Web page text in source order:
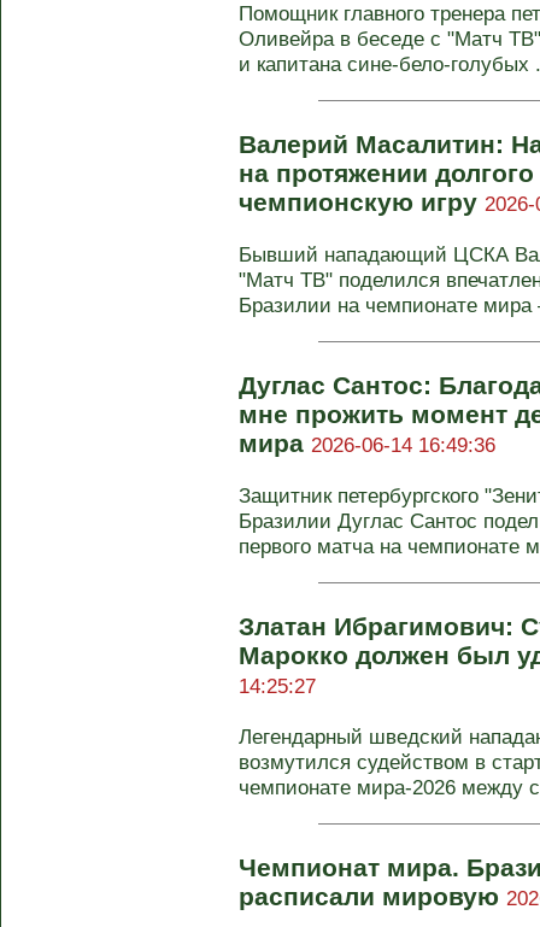
Помощник главного тренера
Оливейра в беседе с "Матч
и капитана сине-бело-голубых
Валерий Масалитин:
на протяжении
чемпионскую игру
Бывший нападающий ЦСКА
"Матч ТВ" поделился
Бразилии на чемпионате
Дуглас Сантос:
мне прожить момент
мира 2026-06-14 16:49:36
Защитник петербургского
Бразилии Дуглас Сантос
первого матча на чемпионате
Златан Ибрагимович:
Марокко должен был
14:25:27
Легендарный шведский
возмутился судейством в
чемпионате мира-2026 между
Чемпионат мира.
расписали мировую